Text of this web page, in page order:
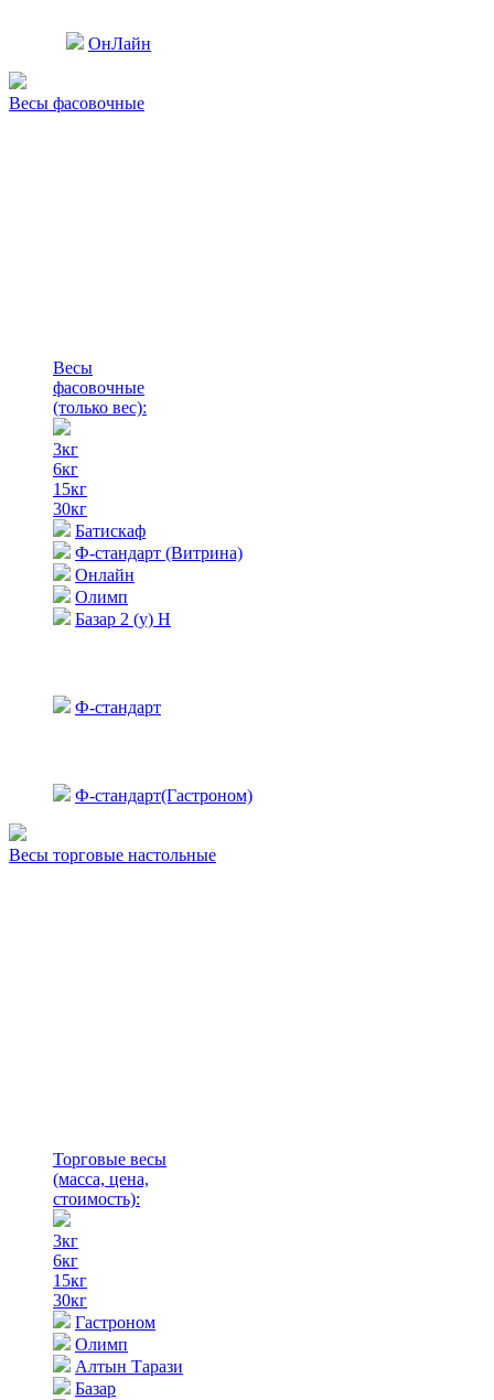
ОнЛайн
Весы фасовочные
Весы
фасовочные
(только вес):
3кг
6кг
15кг
30кг
Батискаф
Ф-стандарт (Витрина)
Онлайн
Олимп
Базар 2 (у) Н
Ф-стандарт
Ф-стандарт(Гастроном)
Весы торговые настольные
Торговые весы
(масса, цена,
стоимость):
3кг
6кг
15кг
30кг
Гастроном
Олимп
Алтын Тарази
Базар